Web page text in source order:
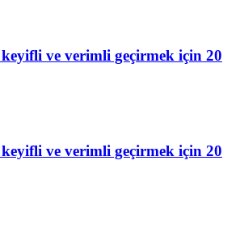
ve verimli geçirmek için 20
ve verimli geçirmek için 20